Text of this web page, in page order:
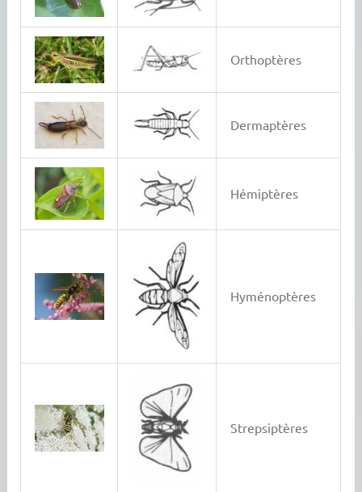
Orthoptères
Dermaptères
Hémiptères
Hyménoptères
Strepsiptères